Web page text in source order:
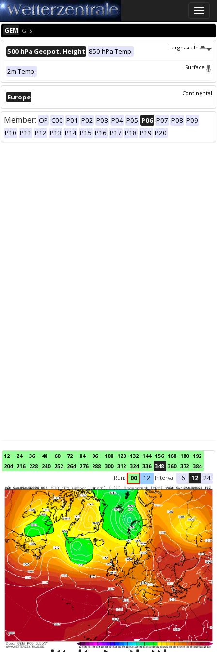
Toggle
GEM GFS
Large-scale
500 hPa Geopot. Height 850 hPa Temp.
Surface
2m Temp.
Continental
Europe
Member: OP C00 P01 P02 P03 P04 P05 P06 P07 P08 P09
P10 P11 P12 P13 P14 P15 P16 P17 P18 P19 P20
12 24 36 48 60 72 84 96 108 120 132 144 156 168 180 192
204 216 228 240 252 264 276 288 300 312 324 336 348 360 372 384
Run:
00 12 Interval 6 12 24